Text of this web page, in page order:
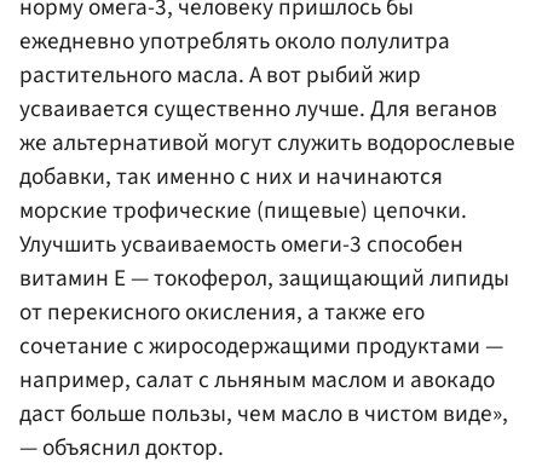
норму омега-3, человеку пришлось бы
ежедневно употреблять около полулитра
растительного масла. А вот рыбий жир
усваивается существенно лучше. Для веганов
же альтернативой могут служить водорослевые
добавки, так именно с них и начинаются
морские трофические (пищевые) цепочки.
Улучшить усваиваемость омеги-3 способен
витамин Е — токоферол, защищающий липиды
от перекисного окисления, а также его
сочетание с жиросодержащими продуктами —
например, салат с льняным маслом и авокадо
даст больше пользы, чем масло в чистом виде»,
— объяснил доктор.